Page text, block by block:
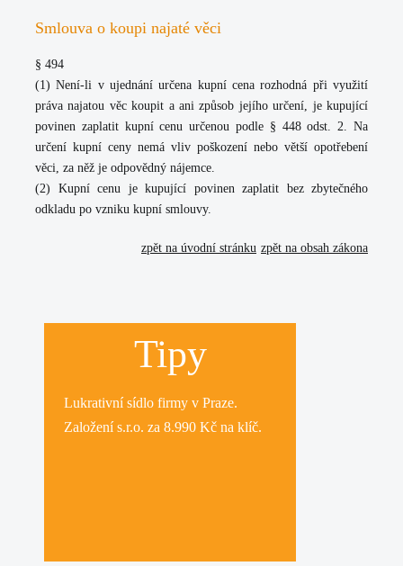
Smlouva o koupi najaté věci
§ 494
(1) Není-li v ujednání určena kupní cena rozhodná při využití
práva najatou věc koupit a ani způsob jejího určení, je kupující
povinen zaplatit kupní cenu určenou podle § 448 odst. 2. Na
určení kupní ceny nemá vliv poškození nebo větší opotřebení
věci, za něž je odpovědný nájemce.
(2) Kupní cenu je kupující povinen zaplatit bez zbytečného
odkladu po vzniku kupní smlouvy.
zpět na obsah zákona
zpět na úvodní stránku
Tipy
Lukrativnísídlo firmy v Praze.
Založení s.r.o. za 8.990 Kč na klíč.